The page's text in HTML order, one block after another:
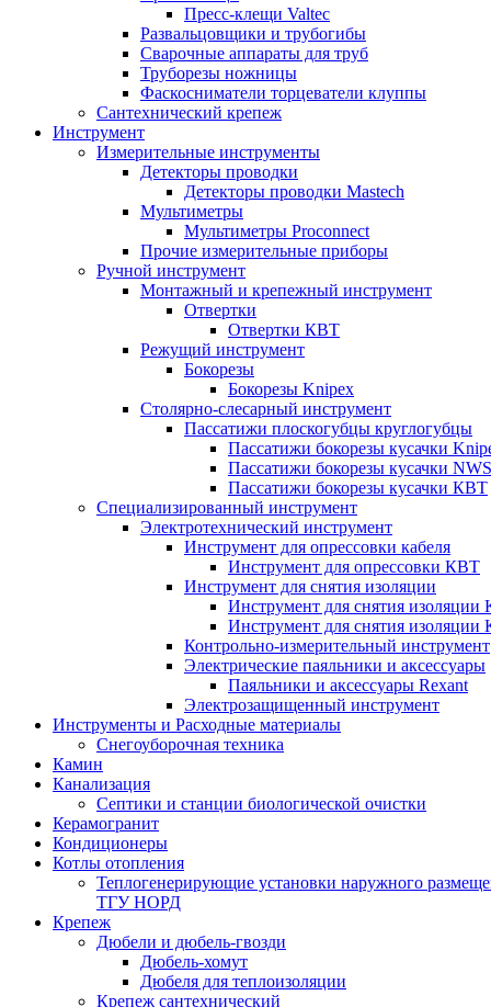
Пресс-клещи Valtec
Развальцовщики и трубогибы
Сварочные аппараты для труб
Труборезы ножницы
Фаскосниматели торцеватели клуппы
Сантехнический крепеж
Инструмент
Измерительные инструменты
Детекторы проводки
Детекторы проводки Mastech
Мультиметры
Мультиметры Proconnect
Прочие измерительные приборы
Ручной инструмент
Монтажный и крепежный инструмент
Отвертки
Отвертки КВТ
Режущий инструмент
Бокорезы
Бокорезы Knipex
Столярно-слесарный инструмент
Пассатижи плоскогубцы круглогубцы
Пассатижи бокорезы кусачки
Пассатижи бокорезы кусачки NWS
Пассатижи бокорезы кусачки КВТ
Специализированный инструмент
Электротехнический инструмент
Инструмент для опрессовки кабеля
Инструмент для опрессовки КВТ
Инструмент для снятия изоляции
Инструмент для снятия изоляции
Инструмент для снятия
Контрольно-измерительный инструмент
Электрические паяльники и аксессуары
Паяльники и аксессуары Rexant
Электрозащищенный инструмент
Инструменты и Расходные материалы
Снегоуборочная техника
Камин
Канализация
Септики и станции биологической очистки
Керамогранит
Кондиционеры
Котлы отопления
Теплогенерирующие установки наружного
ТГУ НОРД
Крепеж
Дюбели и дюбель-гвозди
Дюбель-хомут
Дюбеля для теплоизоляции
Крепеж сантехнический